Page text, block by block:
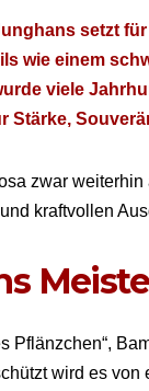
set­zt
wie einem
viele
Stärke,
zwar
kraftvollen
Pflänzchen“,
wird es